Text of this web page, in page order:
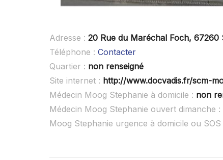
Adresse : 20 Rue du Maréchal Foch, 67260
Téléphone : Contacter
Quartier : non renseigné
Site internet : http://www.docvadis.fr/scm-
Médecin Moog Stephanie à domicile : non
Médecin Moog Stephanie ouvert dimanche :
Moog Stephanie urgence à domicile ou SOS